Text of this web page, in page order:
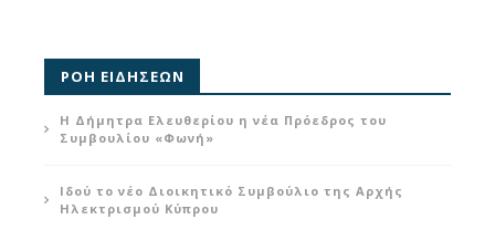
ΡΟΗ ΕΙΔΗΣΕΩΝ
Η Δήμητρα Ελευθερίου η νέα Πρόεδρος του
Συμβουλίου «Φωνή»
Ιδού το νέο Διοικητικό Συμβούλιο της Αρχής
Ηλεκτρισμού Κύπρου